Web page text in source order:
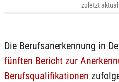
zuletzt
Die Berufsanerkennung in
fünften Bericht zur
Berufsqualifikationen